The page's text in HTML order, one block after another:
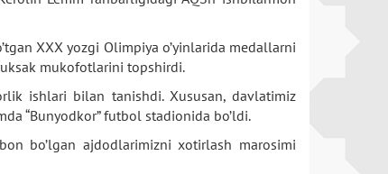
XXX yozgi Olimpiya o’yinlarida medallarni
mukofotlarini topshirdi.
ishlari bilan tanishdi. Xususan, davlatimiz
“Bunyodkor” futbol stadionida bo’ldi.
bo’lgan ajdodlarimizni xotirlash marosimi